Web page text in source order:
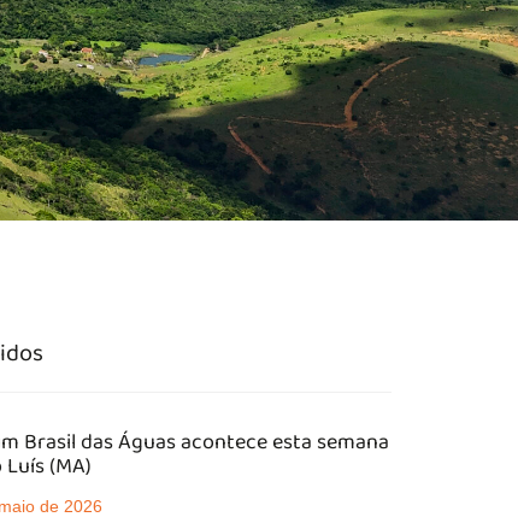
Brasil das Águas acontece esta semana
Luís (MA)
de 2026